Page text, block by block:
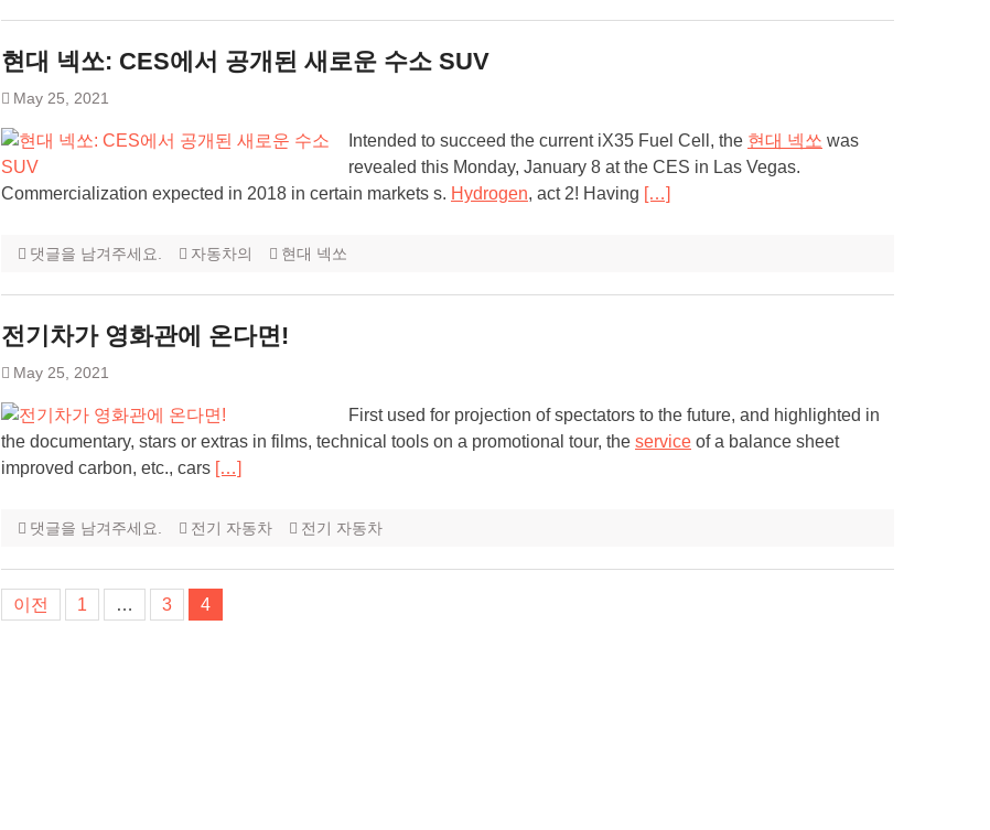
현대 넥쏘: CES에서 공개된 새로운 수소 SUV
May 25, 2021
Intended to succeed the current iX35 Fuel Cell, the 현대 넥쏘 was
revealed this Monday, January 8 at the CES in Las Vegas.
Commercialization expected in 2018 in certain markets s. Hydrogen, act 2! Having […]
댓글을 남겨주세요. 자동차의 현대 넥쏘
전기차가 영화관에 온다면!
May 25, 2021
First used for projection of spectators to the future, and highlighted in
the documentary, stars or extras in films, technical tools on a promotional tour, the service of a balance sheet
improved carbon, etc., cars […]
댓글을 남겨주세요. 전기 자동차 전기 자동차
글
탐
이전 1 … 3 4